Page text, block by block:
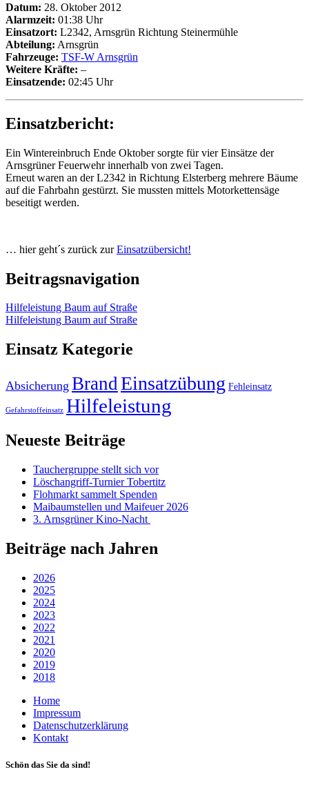
Datum: 28. Oktober 2012
Alarmzeit: 01:38 Uhr
Einsatzort: L2342, Arnsgrün Richtung Steinermühle
Abteilung: Arnsgrün
Fahrzeuge: TSF-W Arnsgrün
Weitere Kräfte: –
Einsatzende: 02:45 Uhr
Einsatzbericht:
Ein Wintereinbruch Ende Oktober sorgte für vier Einsätze der
Arnsgrüner Feuerwehr innerhalb von zwei Tagen.
Erneut waren an der L2342 in Richtung Elsterberg mehrere Bäume
auf die Fahrbahn gestürzt. Sie mussten mittels Motorkettensäge
beseitigt werden.
… hier geht´s zurück zurEinsatzübersicht!
Beitragsnavigation
Hilfeleistung Baum auf Straße
Hilfeleistung Baum auf Straße
Einsatz Kategorie
Absicherung BrandEinsatzübung Fehleinsatz
Gefahrstoffeinsatz Hilfeleistung
Neueste Beiträge
Tauchergruppe stellt sich vor
Löschangriff-Turnier Tobertitz
Flohmarkt sammelt Spenden
Maibaumstellen und Maifeuer 2026
3. Arnsgrüner Kino-Nacht
Beiträge nach Jahren
2026
2025
2024
2023
2022
2021
2020
2019
2018
Home
Impressum
Datenschutzerklärung
Kontakt
Schön das Sie da sind!